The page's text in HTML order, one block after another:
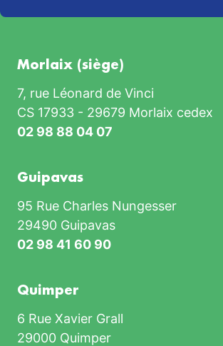
Morlaix (siège)
7, rue Léonard de Vinci
CS 17933 - 29679 Morlaix cedex
02 98 88 04 07
Guipavas
95 Rue Charles Nungesser
29490 Guipavas
02 98 41 60 90
Quimper
6 Rue Xavier Grall
29000 Quimper